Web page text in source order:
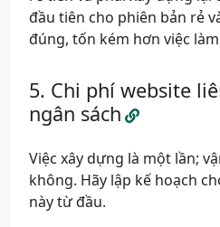
đầu tiên cho phiên bản rẻ
đúng, tốn kém hơn việc
Chi phí website
ngân sách
Việc xây dựng là một lần;
không. Hãy lập kế hoạch
này từ đầu.